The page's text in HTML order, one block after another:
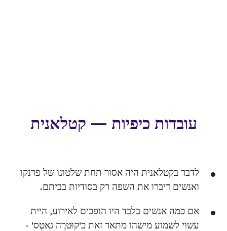
עובדות כיפיות — קטלאנית
לדבר בקטלאנית היה אסור תחת שלטונו של פרנקו
ואנשים דיברו את השפה רק בסודיות בביתם.
אם כמה אנשים בלבד היו הופכים לאירוע, היית
עשוי לשמוע מישהו מתאר זאת כ'קוּטרֶה גאטְס' -